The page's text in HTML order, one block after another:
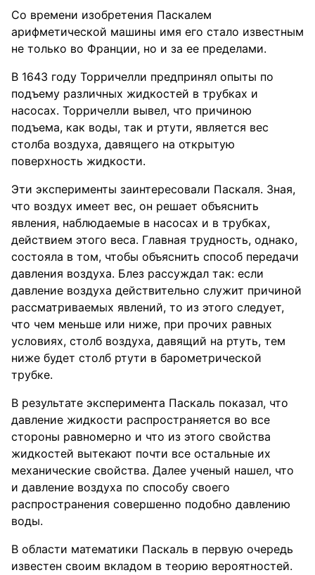
Со времени изобретения Паскалем
арифметической машины имя его стало известным
не только во Франции, но и за ее пределами.
В 1643 году Торричелли предпринял опыты по
подъему различных жидкостей в трубках и
насосах. Торричелли вывел, что причиною
подъема, как воды, так и ртути, является вес
столба воздуха, давящего на открытую
поверхность жидкости.
Эти эксперименты заинтересовали Паскаля. Зная,
что воздух имеет вес, он решает объяснить
явления, наблюдаемые в насосах и в трубках,
действием этого веса. Главная трудность, однако,
состояла в том, чтобы объяснить способ передачи
давления воздуха. Блез рассуждал так: если
давление воздуха действительно служит причиной
рассматриваемых явлений, то из этого следует,
что чем меньше или ниже, при прочих равных
условиях, столб воздуха, давящий на ртуть, тем
ниже будет столб ртути в барометрической
трубке.
В результате эксперимента Паскаль показал, что
давление жидкости распространяется во все
стороны равномерно и что из этого свойства
жидкостей вытекают почти все остальные их
механические свойства. Далее ученый нашел, что
и давление воздуха по способу своего
распространения совершенно подобно давлению
воды.
В области математики Паскаль в первую очередь
известен своим вкладом в теорию вероятностей.